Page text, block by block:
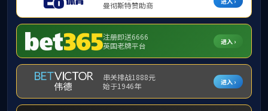
提示：虚拟目录未发布在此域名下
首页 关闭此页